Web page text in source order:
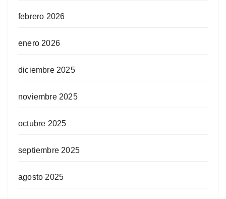
febrero 2026
enero 2026
diciembre 2025
noviembre 2025
octubre 2025
septiembre 2025
agosto 2025